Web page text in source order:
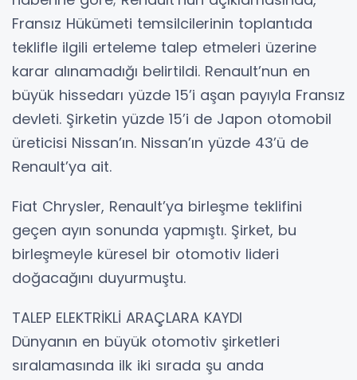
Fransız Hükümeti temsilcilerinin toplantıda
teklifle ilgili erteleme talep etmeleri üzerine
karar alınamadığı belirtildi. Renault’nun en
büyük hissedarı yüzde 15’i aşan payıyla Fransız
devleti. Şirketin yüzde 15’i de Japon otomobil
üreticisi Nissan’ın. Nissan’ın yüzde 43’ü de
Renault’ya ait.
Fiat Chrysler, Renault’ya birleşme teklifini
geçen ayın sonunda yapmıştı. Şirket, bu
birleşmeyle küresel bir otomotiv lideri
doğacağını duyurmuştu.
TALEP ELEKTRİKLİ ARAÇLARA KAYDI
Dünyanın en büyük otomotiv şirketleri
sıralamasında ilk iki sırada şu anda